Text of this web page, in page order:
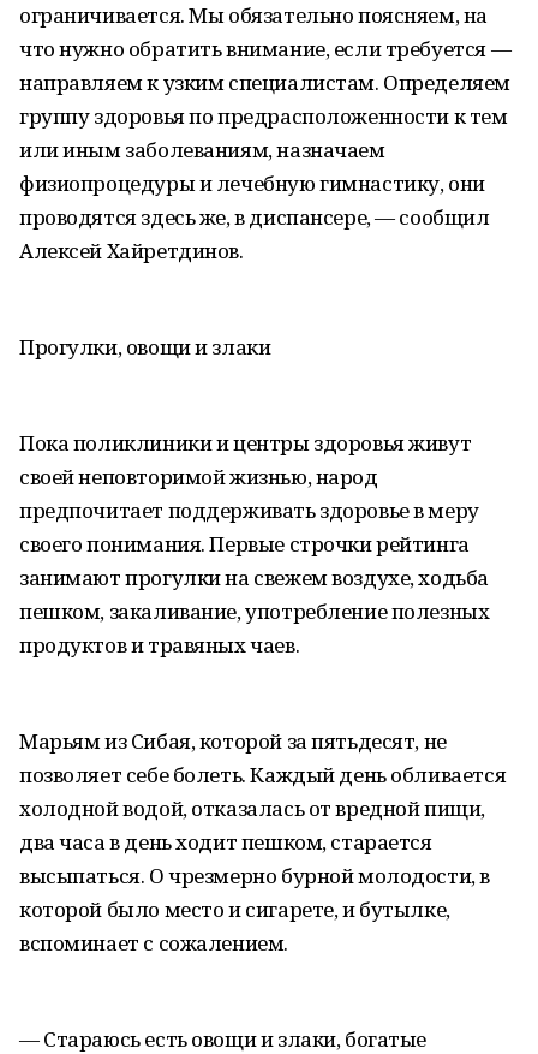
ограничивается. Мы обязательно поясняем, на
что нужно обратить внимание, если требуется —
направляем к узким специалистам. Определяем
группу здоровья по предрасположенности к тем
или иным заболеваниям, назначаем
физиопроцедуры и лечебную гимнастику, они
проводятся здесь же, в диспансере, — сообщил
Алексей Хайретдинов.
Прогулки, овощи и злаки
Пока поликлиники и центры здоровья живут
своей неповторимой жизнью, народ
предпочитает поддерживать здоровье в меру
своего понимания. Первые строчки рейтинга
занимают прогулки на свежем воздухе, ходьба
пешком, закаливание, употребление полезных
продуктов и травяных чаев.
Марьям из Сибая, которой за пятьдесят, не
позволяет себе болеть. Каждый день обливается
холодной водой, отказалась от вредной пищи,
два часа в день ходит пешком, старается
высыпаться. О чрезмерно бурной молодости, в
которой было место и сигарете, и бутылке,
вспоминает с сожалением.
— Стараюсь есть овощи и злаки, богатые